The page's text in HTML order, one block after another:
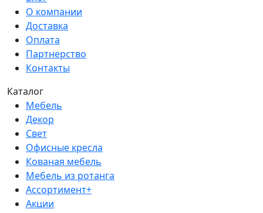
О компании
Доставка
Оплата
Партнерство
Контакты
Каталог
Мебель
Декор
Свет
Офисные кресла
Кованая мебель
Мебель из ротанга
Ассортимент+
Акции